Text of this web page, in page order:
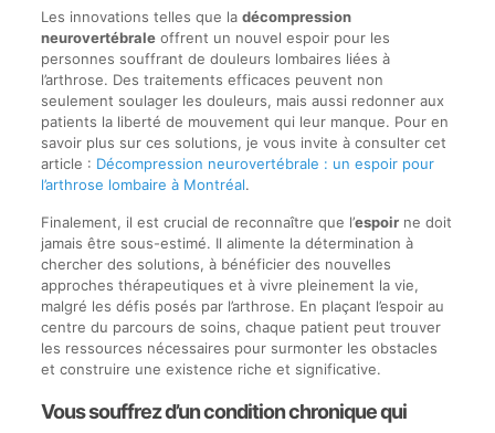
Les innovations telles que la décompression
neurovertébraleoffrent un nouvel espoir pour les
personnes souffrant de douleurs lombaires liées à
l’arthrose. Des traitements efficaces peuvent non
seulement soulager les douleurs, mais aussi redonner aux
patients la liberté de mouvement qui leur manque. Pour en
savoir plus sur ces solutions, je vous invite à consulter cet
article : Décompression neurovertébrale : un espoir pour
l’arthrose lombaire à Montréal.
Finalement, il est crucial de reconnaître que l’espoirne doit
jamais être sous-estimé. Il alimente la détermination à
chercher des solutions, à bénéficier des nouvelles
approches thérapeutiques et à vivre pleinement la vie,
malgré les défis posés par l’arthrose. En plaçant l’espoir au
centre du parcours de soins, chaque patient peut trouver
les ressources nécessaires pour surmonter les obstacles
et construire une existence riche et significative.
Vous souffrez d’un condition chronique qui